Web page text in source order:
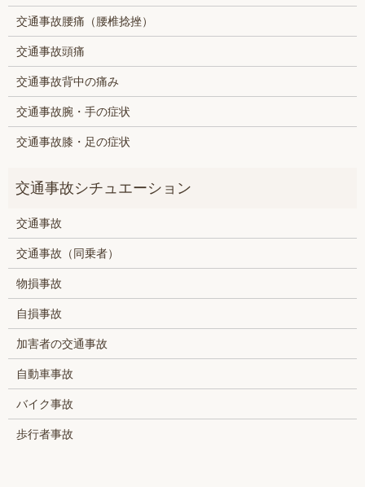
交通事故腰痛（腰椎捻挫）
交通事故頭痛
交通事故背中の痛み
交通事故腕・手の症状
交通事故膝・足の症状
交通事故
交通事故（同乗者）
物損事故
自損事故
加害者の交通事故
自動車事故
バイク事故
歩行者事故